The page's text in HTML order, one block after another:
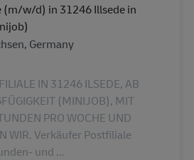
(m/w/d) in 31246 Illsede in
Germany
IN 31246 ILSEDE, AB
(MINIJOB), MIT
PRO WOCHE UND
WIR. Verkäufer Postfiliale
und ...